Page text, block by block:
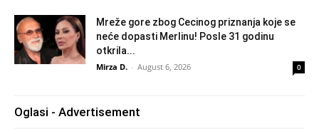
Mreže gore zbog Cecinog priznanja koje se
neće dopasti Merlinu! Posle 31 godinu
otkrila...
Mirza D. - August 6, 2026 0
Oglasi - Advertisement